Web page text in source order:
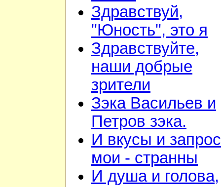
Здравствуй,
"Юность", это я
Здравствуйте,
наши добрые
зрители
Зэка Васильев и
Петров зэка.
И вкусы и
мои - странны
И душа и голова,